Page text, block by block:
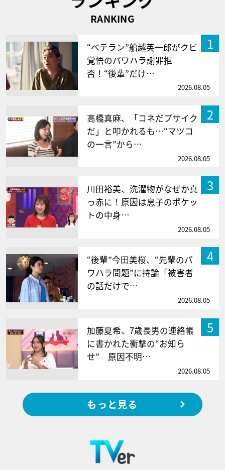
RANKING
1
“ベテラン”船越英一郎がクビ
覚悟のパワハラ謝罪拒
否！“後輩”だけ…
2026.08.05
2
高橋真麻、「コネだブサイク
だ」と叩かれるも…“マツコ
の一言”から…
2026.08.05
3
川田裕美、洗濯物がなぜか真
っ赤に！原因は息子のポケッ
トの中身…
2026.08.05
4
“後輩”今田美桜、“先輩のパ
ワハラ問題”に持論「被害者
の話だけで…
2026.08.05
5
加藤夏希、7歳長男の連絡帳
に書かれた衝撃の“お知ら
せ” 原因不明…
2026.08.05
もっと見る